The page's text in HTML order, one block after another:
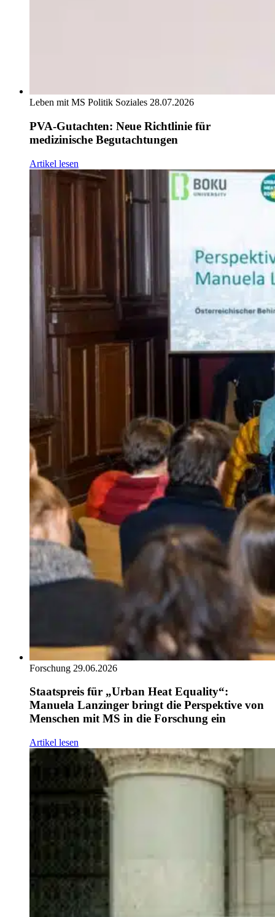
Leben mit MS Politik Soziales 28.07.2026
PVA-Gutachten: Neue Richtlinie für
medizinische Begutachtungen
Artikel lesen
Forschung 29.06.2026
Staatspreis für „Urban Heat Equality“:
Manuela Lanzinger bringt die Perspektive von
Menschen mit MS in die Forschung ein
Artikel lesen